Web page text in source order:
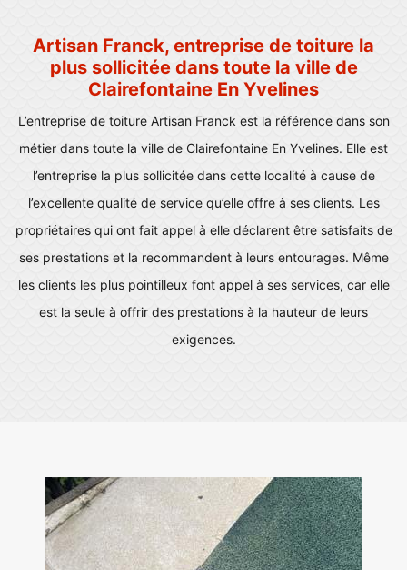
Artisan Franck, entreprise de toiture la
plus sollicitée dans toute la ville de
Clairefontaine En Yvelines
L’entreprise de toiture Artisan Franck est la référence dans son
métier dans toute la ville de Clairefontaine En Yvelines. Elle est
l’entreprise la plus sollicitée dans cette localité à cause de
l’excellente qualité de service qu’elle offre à ses clients. Les
propriétaires qui ont fait appel à elle déclarent être satisfaits de
ses prestations et la recommandent à leurs entourages. Même
les clients les plus pointilleux font appel à ses services, car elle
est la seule à offrir des prestations à la hauteur de leurs
exigences.